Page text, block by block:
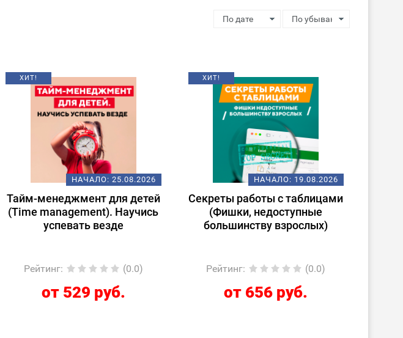
ХИТ!
НАЧАЛО: 25.08.2026
Тайм-менеджмент для детей
(Time management). Научись
успевать везде
Рейтинг: (0.0)
от 529 руб.
ХИТ!
НАЧАЛО: 19.08.2026
Секреты работы с таблицами
(Фишки, недоступные
большинству взрослых)
Рейтинг: (0.0)
от 656 руб.